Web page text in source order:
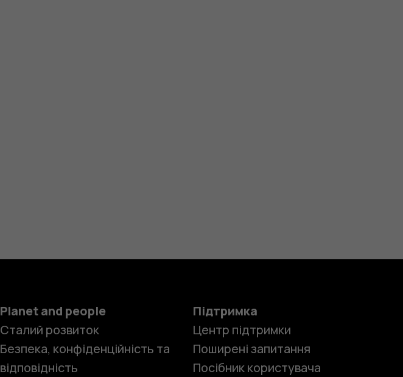
Planet and people
Сталий розвиток
Безпека, конфіденційність та
відповідність
Підтримка
Центр підтримки
Поширені запитання
Посібник користувача